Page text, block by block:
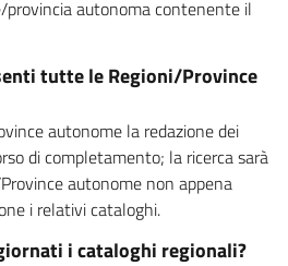
autonoma contenente il
tutte le Regioni/Province
autonome la redazione dei
di completamento; la ricerca sarà
autonome non appena
i relativi cataloghi.
i cataloghi regionali?